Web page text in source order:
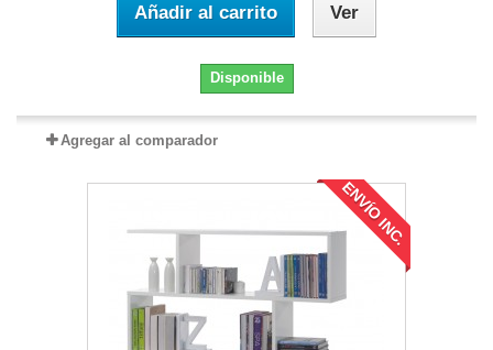
Añadir al carrito Ver
Disponible
Agregar al comparador
ENVÍO INC.